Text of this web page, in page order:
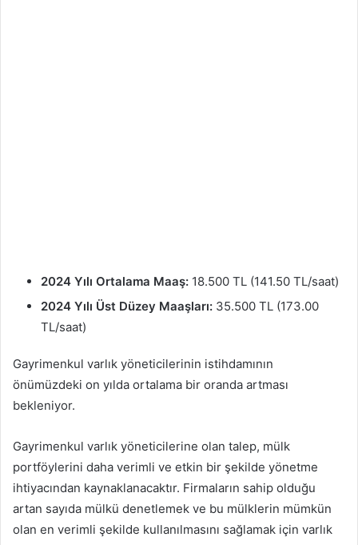
2024 Yılı Ortalama Maaş: 18.500 TL (141.50 TL/saat)
2024 Yılı Üst Düzey Maaşları: 35.500 TL (173.00
TL/saat)
Gayrimenkul varlık yöneticilerinin istihdamının
önümüzdeki on yılda ortalama bir oranda artması
bekleniyor.
Gayrimenkul varlık yöneticilerine olan talep, mülk
portföylerini daha verimli ve etkin bir şekilde yönetme
ihtiyacından kaynaklanacaktır. Firmaların sahip olduğu
artan sayıda mülkü denetlemek ve bu mülklerin mümkün
olan en verimli şekilde kullanılmasını sağlamak için varlık